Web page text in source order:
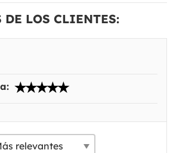
LOS CLIENTES: